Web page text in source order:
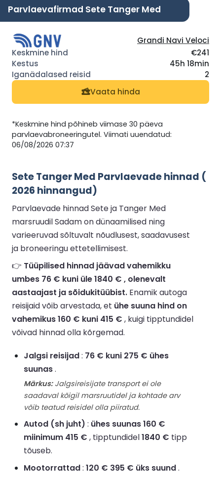
Parvlaevafirmad Sete Tanger Med
Grandi Navi Veloci
€241
45h 18min
2
Vaata hinda
*Keskmine hind põhineb viimase 30 päeva
parvlaevabroneeringutel. Viimati uuendatud:
06/08/2026 07:37
Sete Tanger Med Parvlaevade hinnad (
2026 hinnangud)
Parvlaevade hinnad Sete ja Tanger Med
marsruudil Sadam on dünaamilised ning
varieeruvad sõltuvalt nõudlusest, saadavusest
ja broneeringu ettetellimisest.
👉 Tüüpilised hinnad jäävad vahemikku
umbes 76 € kuni üle 1840 € , olenevalt
aastaajast ja sõidukitüübist. Enamik autoga
reisijaid võib arvestada, et ühe suuna hind on
vahemikus 160 € kuni 415 € , kuigi tipptundidel
võivad hinnad olla kõrgemad.
Jalgsi reisijad: 76 € kuni 275 € ühes
suunas.
Märkus:Jalgsireisijate transport ei ole
saadaval kõigil marsruutidel ja kohtade arv
võib teatud reisidel olla piiratud.
Autod (sh juht) : ühes suunas 160 €
miinimum 415 € , tipptundidel1840 € tipp
tõuseb.
Mootorrattad: 120 € 395 € üks suund.